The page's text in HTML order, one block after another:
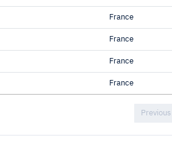
France
France
France
France
Previous